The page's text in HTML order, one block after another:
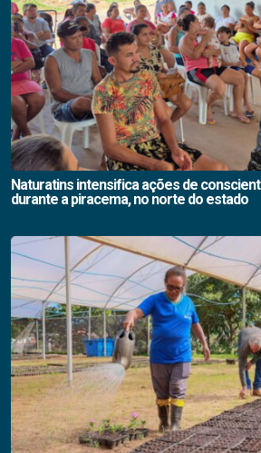
Naturatins intensifica ações de
durante a piracema, no norte do estado